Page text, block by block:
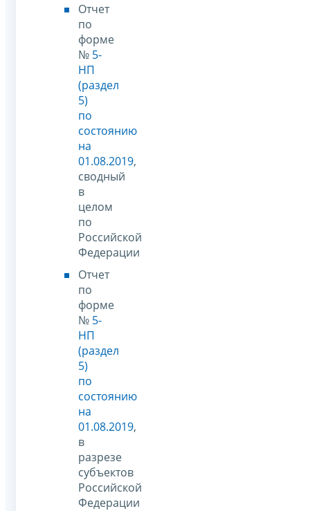
Отчет
по
форме
№ 5-
НП
(раздел
5)
по
состоянию
на
01.08.2019,
сводный
в
целом
по
Российской
Федерации
Отчет
по
форме
№ 5-
НП
(раздел
5)
по
состоянию
на
01.08.2019,
в
разрезе
субъектов
Российской
Федерации